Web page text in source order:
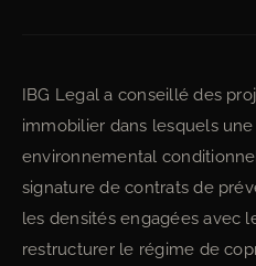
IBG Legal a conseillé des
immobilier dans lesquels
environnemental
signature de contrats de
les densités engagées avec
restructurer le régime de